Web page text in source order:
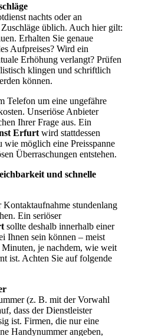
nachts oder an
üblich. Auch hier gilt:
Erhalten Sie genaue
Aufpreises? Wird ein
Erhöhung verlangt? Prüfen
klingen und schriftlich
können.
Telefon um eine ungefähre
Unseriöse Anbieter
Ihrer Frage aus. Ein
Erfurtwird stattdessen
wie möglich eine Preisspanne
Überraschungen entstehen.
und schnelle
stundenlang
Ein seriöser
sollte deshalb innerhalb einer
Ihnen sein können – meist
je nachdem, wie weit
ist. Achten Sie auf folgende
(z. B. mit der Vorwahl
dass der Dienstleister
ist. Firmen, die nur eine
Handynummer angeben,